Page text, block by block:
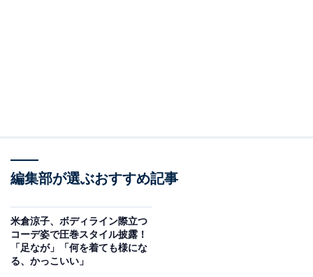
編集部が選ぶおすすめ記事
米倉涼子、ボディライン際立つ
コーデ姿で圧巻スタイル披露！
「足なが」「何を着ても様にな
る、かっこいい」